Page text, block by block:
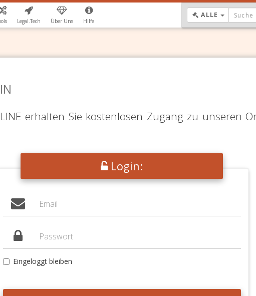
Legal.Tech Über Uns Hilfe
ALLE
erhalten Sie kostenlosen Zugang zu unseren
Login:
Eingeloggt bleiben